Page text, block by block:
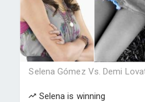
Selena Gómez Vs. Demi
Selena is winning